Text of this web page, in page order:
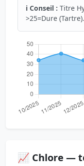
ℹ️ Conseil : Titre
>25=Dure (Tartre).
📈 Chlore —